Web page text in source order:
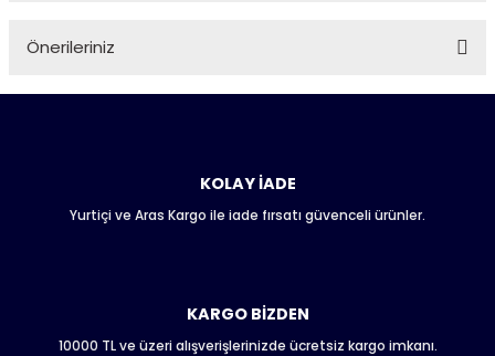
Önerileriniz
Bu ürünün fiyat bilgisi, resim, ürün açıklamalarında ve diğer
Ürün resmi kalitesiz, bozuk veya görüntülenemiyor.
Ürün fiyatı diğer sitelerden daha pahalı.
Bu ürüne benzer farklı alternatifler olmalı.
KOLAY İADE
Yurtiçi ve Aras Kargo ile iade fırsatı güvenceli ürünler.
KARGO BİZDEN
10000 TL ve üzeri alışverişlerinizde ücretsiz kargo imkanı.